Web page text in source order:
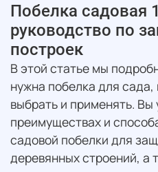
Побелка садовая
руководство по
построек
В этой статье мы
нужна побелка для сада,
выбрать и применять. Вы
преимуществах и
садовой побелки для
деревянных строений, а